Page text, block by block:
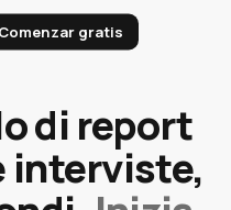
Comenzar gratis
di report
interviste,